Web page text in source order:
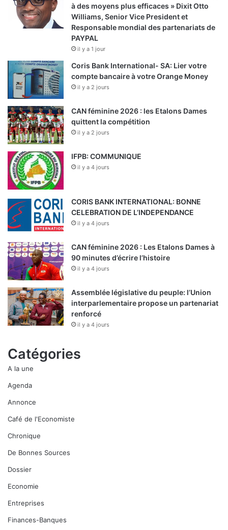
à des moyens plus efficaces » Dixit Otto
Williams, Senior Vice President et
Responsable mondial des partenariats de
PAYPAL
il y a 1 jour
Coris Bank International- SA: Lier votre
compte bancaire à votre Orange Money
il y a 2 jours
CAN féminine 2026 : les Etalons Dames
quittent la compétition
il y a 2 jours
IFPB: COMMUNIQUE
il y a 4 jours
CORIS BANK INTERNATIONAL: BONNE
CELEBRATION DE L’INDEPENDANCE
il y a 4 jours
CAN féminine 2026 : Les Etalons Dames à
90 minutes d’écrire l’histoire
il y a 4 jours
Assemblée législative du peuple: l’Union
interparlementaire propose un partenariat
renforcé
il y a 4 jours
Catégories
A la une
Agenda
Annonce
Café de l'Economiste
Chronique
De Bonnes Sources
Dossier
Economie
Entreprises
Finances-Banques